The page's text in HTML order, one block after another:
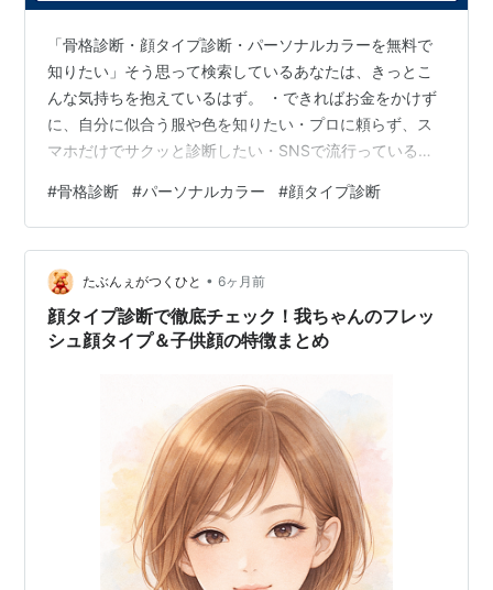
「骨格診断・顔タイプ診断・パーソナルカラーを無料で
知りたい」そう思って検索しているあなたは、きっとこ
んな気持ちを抱えているはず。 ・できればお金をかけず
に、自分に似合う服や色を知りたい・プロに頼らず、ス
マホだけでサクッと診断したい・SNSで流行っている診
っておきたい この記事では、• 無料でできる診断の種類•
ChatGPTを使った無料診断のやり方• 実際に試した結果
（正直レビュー）• 無料診断の限界と、有料診断の価値
を、わかりやすくまとめています。結論から言うと、
ChatGPTを使えば、骨格診断・顔タイプ診断・パーソナ
ルカラー診断を無料で…
#骨格診断 #パーソナルカラー #顔タイプ診断
たぶんぇがつくひと • 6ヶ月前
顔タイプ診断で徹底チェック！我ちゃんのフレッ
シュ顔タイプ＆子供顔の特徴まとめ